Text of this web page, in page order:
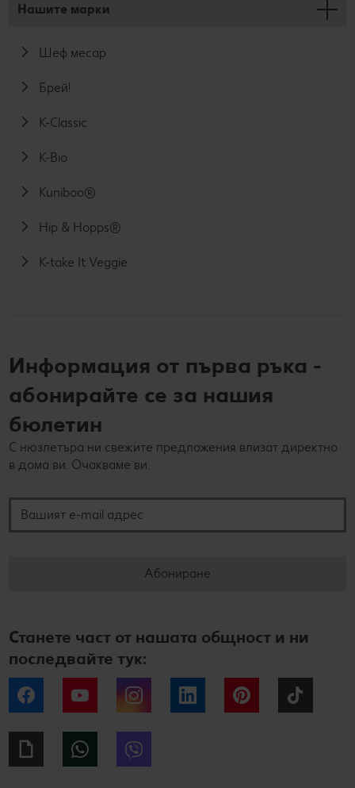
Нашите марки
Шеф месар
Брей!
K-Classic
K-Bio
Kuniboo®
Hip & Hopps®
K-take It Veggie
Информация от първа ръка -
абонирайте се за нашия
бюлетин
С нюзлетъра ни свежите предложения влизат директно
в дома ви. Очакваме ви.
Абониране
Станете част от нашата общност и ни
последвайте тук:
Facebook YouTube Instagram LinkedIn Pinterest
Giphy WhatsApp